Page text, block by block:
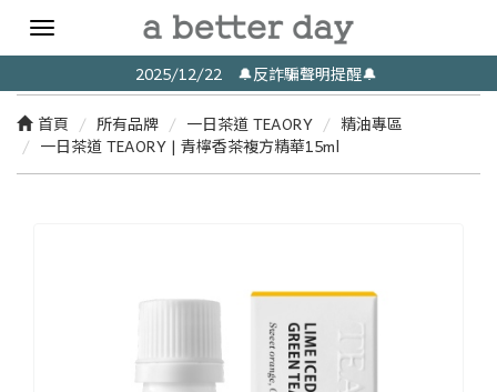
Toggle
navigation
2025/12/22 🔔反詐騙聲明提醒🔔
首頁 所有品牌 一日茶道 TEAORY
精油專區
一日茶道 TEAORY | 青檸香茶複方精華15ml